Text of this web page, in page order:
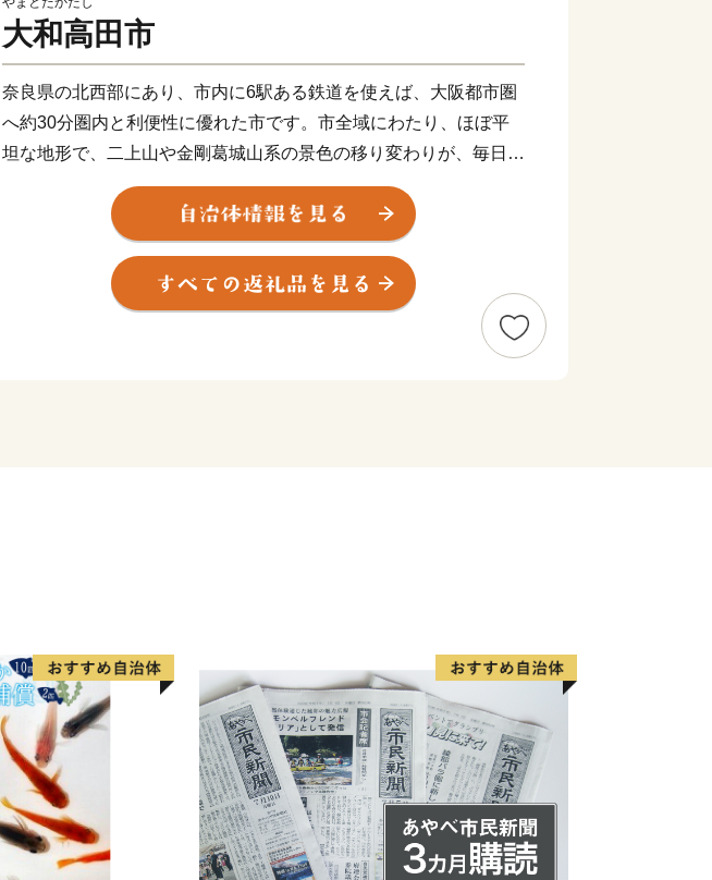
大和高田市
奈良県の北西部にあり、市内に6駅ある鉄道を使えば、大阪都市圏
へ約30分圏内と利便性に優れた市です。市全域にわたり、ほぼ平
坦な地形で、二上山や金剛葛城山系の景色の移り変わりが、毎日新
鮮な気持ちにしてくれます。
市内には葛城川と高田川が南北に流れ、春になると大中公園を中心
に川の両岸南北2.5キロメートルにわたり、見事な桜のトンネルが
続きます。夜になってもライトアップされた夜桜を見物する人の波
は絶えることなく、奈良県を代表する桜の名所となっています。
ふるさと納税サポートセンター
TEL：0570-015-482
E-mail: ask-fc@furusato-support.jp
（平日10時～17時）祝祭日・特定休業期間を除く
■ワンストップ特例申請書の送付先
〒400-8691